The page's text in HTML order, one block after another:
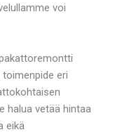
voi
toimenpide eri
halua vetää hintaa
eikä